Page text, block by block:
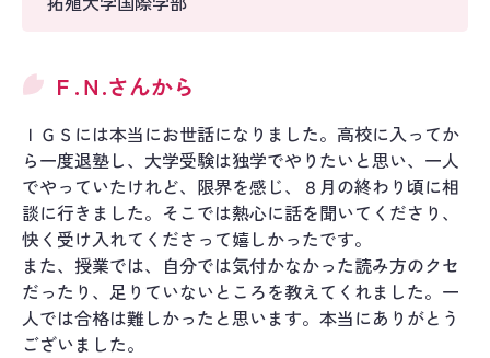
Ｆ.Ｎ.さんから
ＩＧＳには本当にお世話になりました。高校に入ってか
ら一度退塾し、大学受験は独学でやりたいと思い、一人
でやっていたけれど、限界を感じ、８月の終わり頃に相
談に行きました。そこでは熱心に話を聞いてくださり、
快く受け入れてくださって嬉しかったです。
また、授業では、自分では気付かなかった読み方のクセ
だったり、足りていないところを教えてくれました。一
人では合格は難しかったと思います。本当にありがとう
ございました。